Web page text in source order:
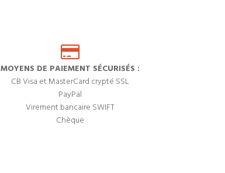
MOYENS DE PAIEMENT SÉCURISÉS :
CB Visa et MasterCard crypté SSL
PayPal
Virement bancaire SWIFT
Chèque